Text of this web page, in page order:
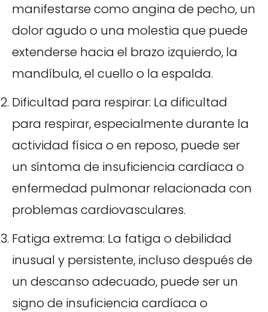
manifestarse como angina de pecho, un
dolor agudo o una molestia que puede
extenderse hacia el brazo izquierdo, la
mandíbula, el cuello o la espalda.
Dificultad para respirar: La dificultad
para respirar, especialmente durante la
actividad física o en reposo, puede ser
un síntoma de insuficiencia cardíaca o
enfermedad pulmonar relacionada con
problemas cardiovasculares.
Fatiga extrema: La fatiga o debilidad
inusual y persistente, incluso después de
un descanso adecuado, puede ser un
signo de insuficiencia cardíaca o